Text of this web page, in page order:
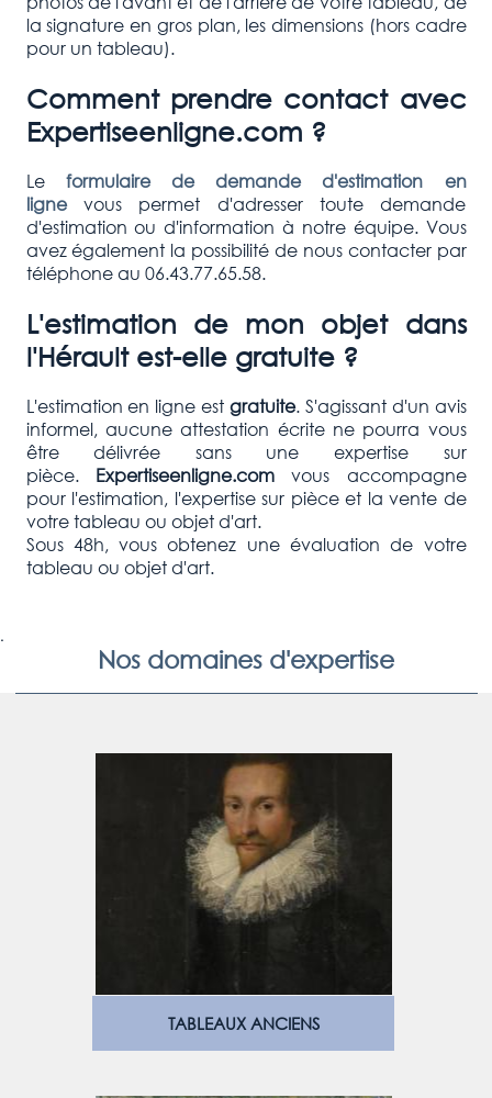
la signature en gros plan, les dimensions (hors cadre
pour un tableau).
Comment prendre contact avec
Expertiseenligne.com ?
Le formulaire de demande d'estimation en
lignevous permet d'adresser toute demande
d'estimation ou d'information à notre équipe. Vous
avez également la possibilité de nous contacter par
téléphone au 06.43.77.65.58.
L'estimation de mon objet dans
l'Hérault est-elle gratuite ?
L'estimation en ligne est gratuite. S'agissant d'un avis
informel, aucune attestation écrite ne pourra vous
être délivrée sans une expertise sur
pièce. Expertiseenligne.comvous accompagne
pour l'estimation, l'expertise sur pièce et la vente de
votre tableau ou objet d'art.
Sous 48h, vous obtenez une évaluation de votre
tableau ou objet d'art.
.
Nos domaines d'expertise
TABLEAUX ANCIENS